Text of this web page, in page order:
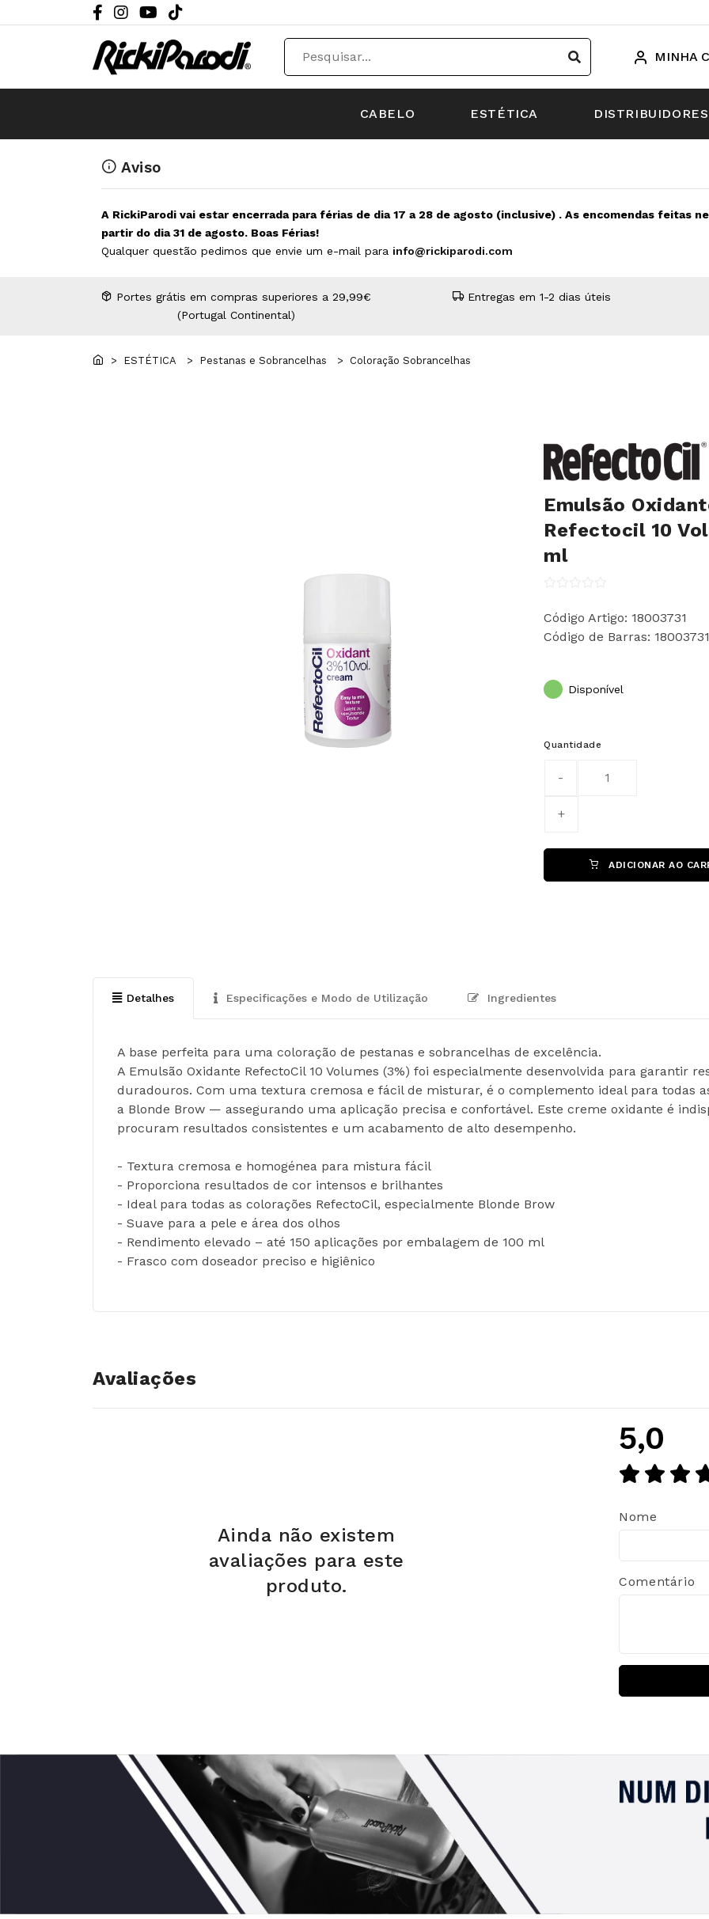
MINHA
CABELO ESTÉTICA DISTRIBUIDORES
Aviso
A RickiParodi vai estar encerrada para férias de dia 17 a 28 de agosto (inclusive) . As encomendas feitas
partir do dia 31 de agosto. Boas Férias!
Qualquer questão pedimos que envie um e-mail para info@rickiparodi.com
Portes grátis em compras superiores a 29,99€
(Portugal Continental)
Entregas em 1-2 dias úteis
> ESTÉTICA > Pestanas e Sobrancelhas > Coloração Sobrancelhas
Emulsão
Refectocil 10
ml
Código Artigo: 18003731
Código de Barras: 18003731
Disponível
Quantidade
ADICIONAR AO
Detalhes Especificações e Modo de Utilização Ingredientes
A base perfeita para uma coloração de pestanas e sobrancelhas de excelência.
A Emulsão Oxidante RefectoCil 10 Volumes (3%) foi especialmente desenvolvida para garantir
duradouros. Com uma textura cremosa e fácil de misturar, é o complemento ideal para todas
a Blonde Brow — assegurando uma aplicação precisa e confortável. Este creme oxidante é
procuram resultados consistentes e um acabamento de alto desempenho.
- Textura cremosa e homogénea para mistura fácil
- Proporciona resultados de cor intensos e brilhantes
- Ideal para todas as colorações RefectoCil, especialmente Blonde Brow
- Suave para a pele e área dos olhos
- Rendimento elevado – até 150 aplicações por embalagem de 100 ml
- Frasco com doseador preciso e higiênico
Avaliações
Ainda não existem
avaliações para este
produto.
5,0
Nome
Comentário